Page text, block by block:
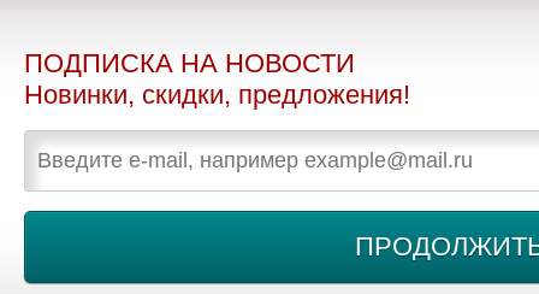
ПОДПИСКА НА НОВОСТИ
Новинки, скидки, предложения!